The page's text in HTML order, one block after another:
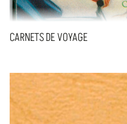
CARNETS DE VOYAGE